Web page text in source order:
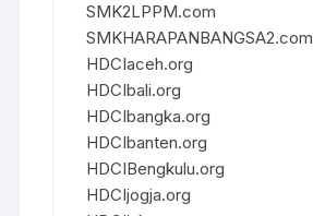
SMK2LPPM.com
SMKHARAPANBANGSA2.com
HDCIaceh.org
HDCIbali.org
HDCIbangka.org
HDCIbanten.org
HDCIBengkulu.org
HDCIjogja.org